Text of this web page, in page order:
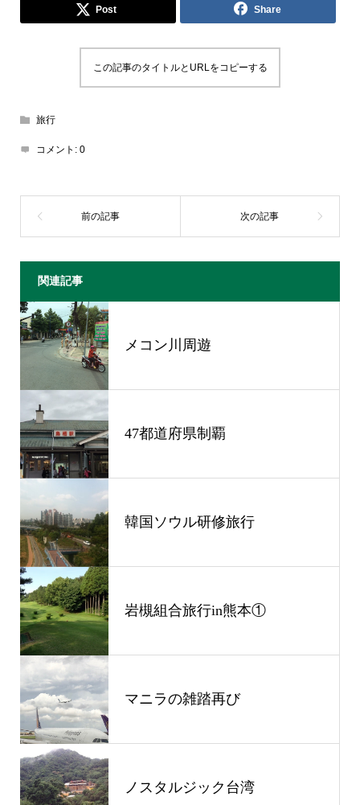
Post Share
この記事のタイトルとURLをコピーする
旅行
コメント: 0
関連記事
メコン川周遊
47都道府県制覇
韓国ソウル研修旅行
岩槻組合旅行in熊本①
マニラの雑踏再び
ノスタルジック台湾